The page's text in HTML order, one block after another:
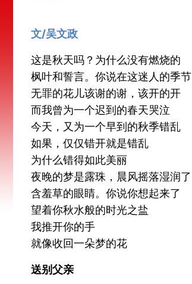
文/吴文政
这是秋天吗？为什么没有燃烧的
枫叶和誓言。你说在这迷人的季节
无罪的花儿该谢的谢，该开的开
而我曾为一个迟到的春天哭泣
今天，又为一个早到的秋季错乱
如果，仅仅错开就是错乱
为什么错得如此美丽
夜晚的梦是露珠，晨风摇落湿润了
含羞草的眼睛。你说你想起来了
望着你秋水般的时光之盐
我推开你的手
就像收回一朵梦的花
送别父亲